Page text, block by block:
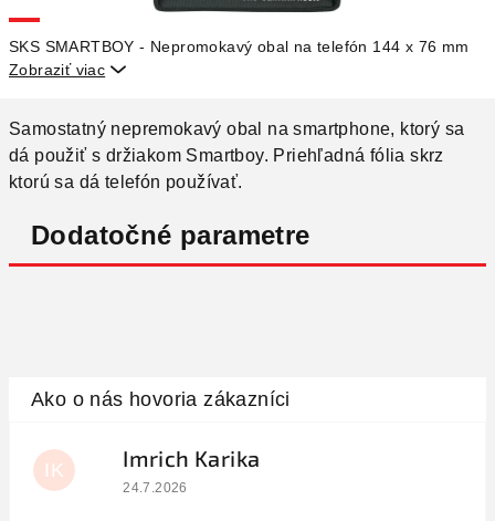
SKS SMARTBOY - Nepromokavý obal na telefón 144 x 76 mm
Zobraziť viac 
Samostatný nepremokavý obal na smartphone, ktorý sa
dá použiť s držiakom Smartboy. Priehľadná fólia skrz
ktorú sa dá telefón používať.
Dodatočné parametre
IK Imrich Karika
Hodnotenie obchodu je 5 z 5 hviezdičiek.
24.7.2026